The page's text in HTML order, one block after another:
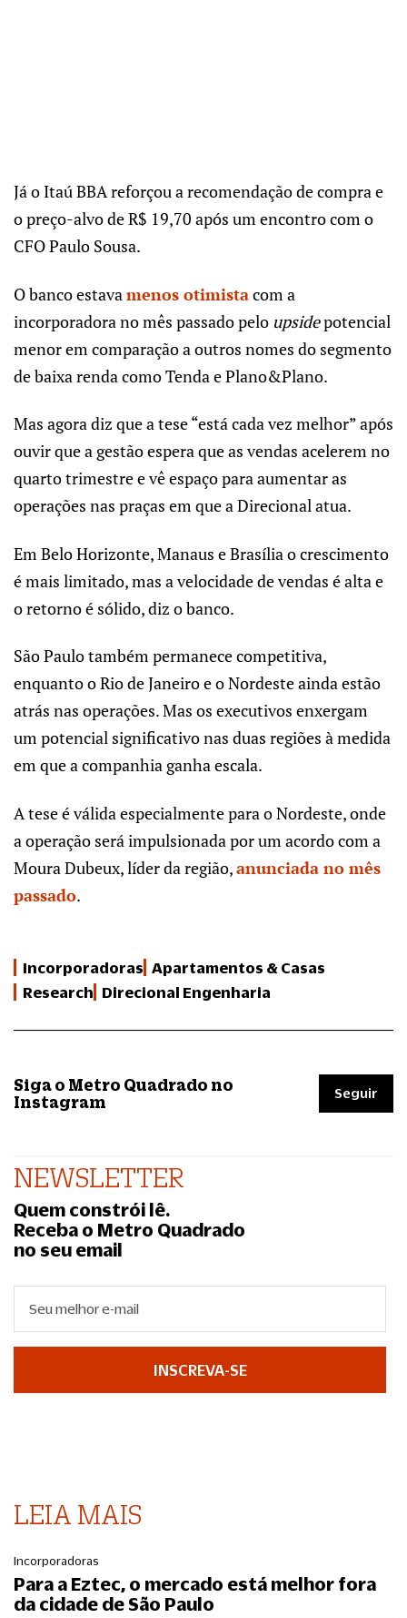
Já o Itaú BBA reforçou a recomendação de compra e
o preço-alvo de R$ 19,70 após um encontro com o
CFO Paulo Sousa.
O banco estavamenos otimistacom a
incorporadora no mês passado pelo upsidepotencial
menor em comparação a outros nomes do segmento
de baixa renda como Tenda e Plano&Plano.
Mas agora diz que a tese “está cada vez melhor” após
ouvir que a gestão espera que as vendas acelerem no
quarto trimestre e vê espaço para aumentar as
operações nas praças em que a Direcional atua.
Em Belo Horizonte, Manaus e Brasília o crescimento
é mais limitado, mas a velocidade de vendas é alta e
o retorno é sólido, diz o banco.
São Paulo também permanece competitiva,
enquanto o Rio de Janeiro e o Nordeste ainda estão
atrás nas operações. Mas os executivos enxergam
um potencial significativo nas duas regiões à medida
em que a companhia ganha escala.
A tese é válida especialmente para o Nordeste, onde
a operação será impulsionada por um acordo com a
Moura Dubeux, líder da região,anunciada no mês
passado.
Incorporadoras Apartamentos & Casas
Research Direcional Engenharia
Siga o Metro Quadrado no
Instagram
Seguir
NEWSLETTER
Quem constrói lê.
Receba o Metro Quadrado
no seu email
INSCREVA-SE
LEIA MAIS
Incorporadoras
Para a Eztec, o mercado está melhor fora
da cidade de São Paulo